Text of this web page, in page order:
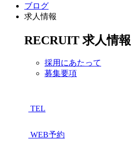
ブログ
求人情報
RECRUIT 求人情報
採用にあたって
募集要項
TEL
WEB予約